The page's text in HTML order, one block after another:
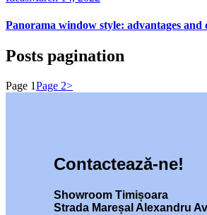
Panorama window style: advantages and
Posts pagination
Page 1Page 2>
Contactează-ne!
Showroom Timișoara
Strada Mareșal Alexandru